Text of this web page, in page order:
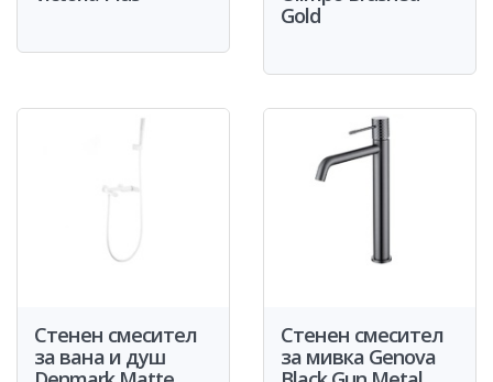
Gold
Стенен смесител
за вана и душ
Стенен смесител
за мивка Genova